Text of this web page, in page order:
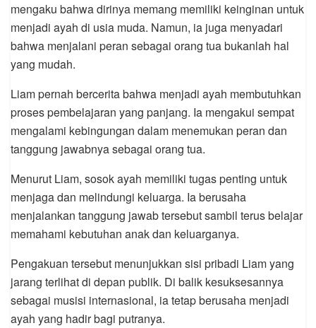
mengaku bahwa dirinya memang memiliki keinginan untuk
menjadi ayah di usia muda. Namun, ia juga menyadari
bahwa menjalani peran sebagai orang tua bukanlah hal
yang mudah.
Liam pernah bercerita bahwa menjadi ayah membutuhkan
proses pembelajaran yang panjang. Ia mengakui sempat
mengalami kebingungan dalam menemukan peran dan
tanggung jawabnya sebagai orang tua.
Menurut Liam, sosok ayah memiliki tugas penting untuk
menjaga dan melindungi keluarga. Ia berusaha
menjalankan tanggung jawab tersebut sambil terus belajar
memahami kebutuhan anak dan keluarganya.
Pengakuan tersebut menunjukkan sisi pribadi Liam yang
jarang terlihat di depan publik. Di balik kesuksesannya
sebagai musisi internasional, ia tetap berusaha menjadi
ayah yang hadir bagi putranya.